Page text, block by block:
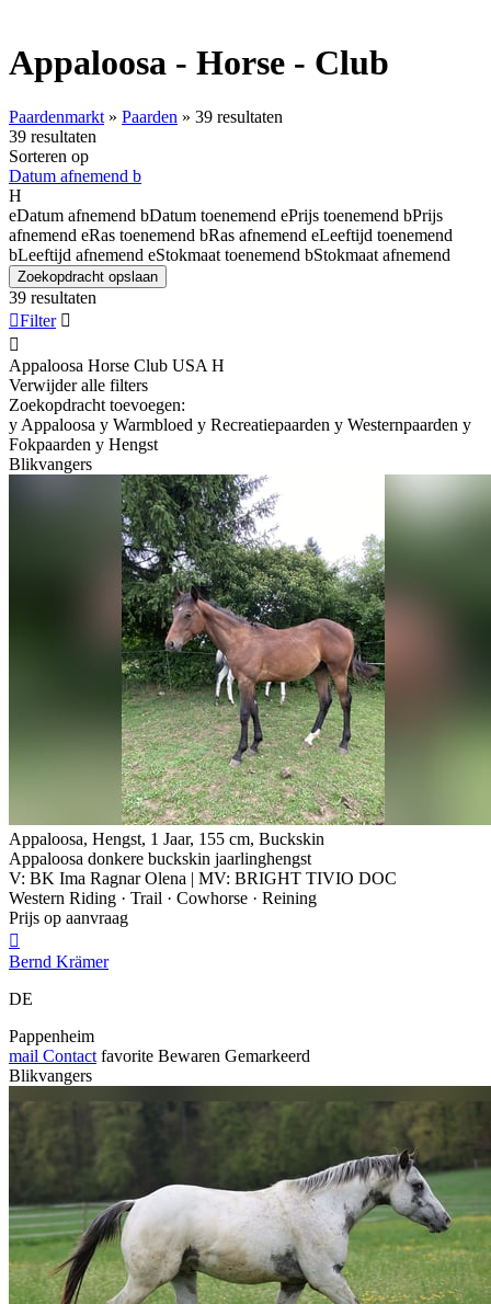
Appaloosa - Horse - Club
Paardenmarkt » Paarden » 39 resultaten
39 resultaten
Sorteren op
Datum afnemend b
H
eDatum afnemend bDatum toenemend ePrijs toenemend bPrijs
afnemend eRas toenemend bRas afnemend eLeeftijd toenemend
bLeeftijd afnemend eStokmaat toenemend bStokmaat afnemend
Zoekopdracht opslaan
39 resultaten
Filter 

Appaloosa Horse Club USA H
Verwijder alle filters
Zoekopdracht toevoegen:
y Appaloosa y Warmbloed y Recreatiepaarden y Westernpaarden y
Fokpaarden y Hengst
Blikvangers
Appaloosa, Hengst, 1 Jaar, 155 cm, Buckskin
Appaloosa donkere buckskin jaarlinghengst
V: BK Ima Ragnar Olena | MV: BRIGHT TIVIO DOC
Western Riding · Trail · Cowhorse · Reining
Prijs op aanvraag

Bernd Krämer
DE
Pappenheim
mail Contact favorite Bewaren Gemarkeerd
Blikvangers